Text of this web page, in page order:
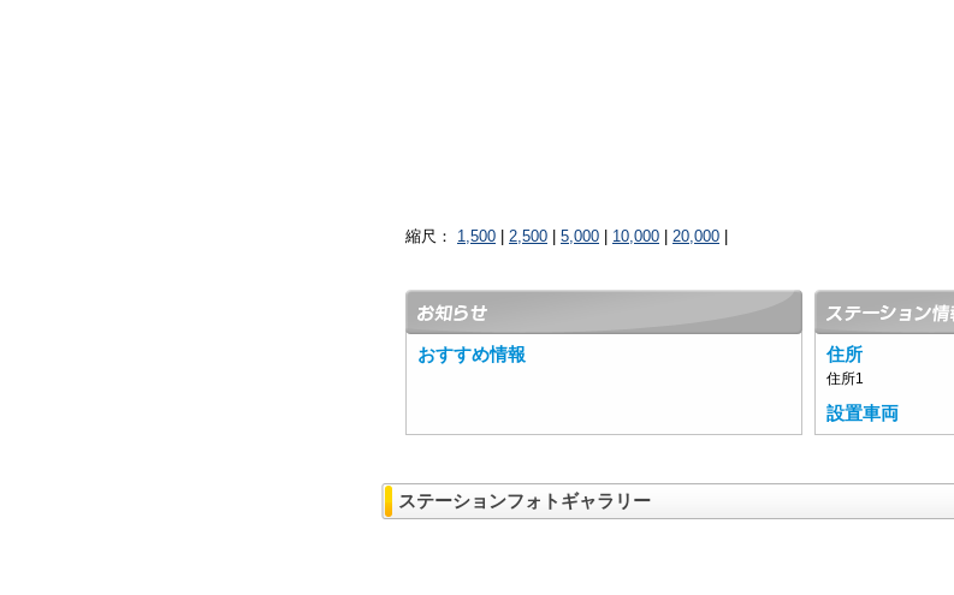
縮尺： 1,500 2,500 5,000 10,000 20,000
おすすめ情報 住所
住所1
設置車両
ステーションフォトギャラリー